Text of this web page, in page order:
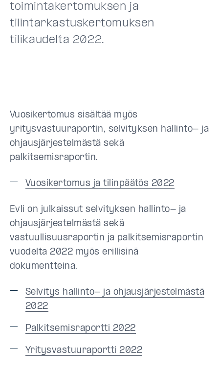
toimintakertomuksen ja
tilintarkastuskertomuksen
tilikaudelta 2022.
Vuosikertomus sisältää myös
yritysvastuuraportin, selvityksen hallinto- ja
ohjausjärjestelmästä sekä
palkitsemisraportin.
Vuosikertomus ja tilinpäätös 2022
Evli on julkaissut selvityksen hallinto- ja
ohjausjärjestelmästä sekä
vastuullisuusraportin ja palkitsemisraportin
vuodelta 2022 myös erillisinä
dokumentteina.
Selvitys hallinto- ja ohjausjärjestelmästä
2022
Palkitsemisraportti 2022
Yritysvastuuraportti 2022